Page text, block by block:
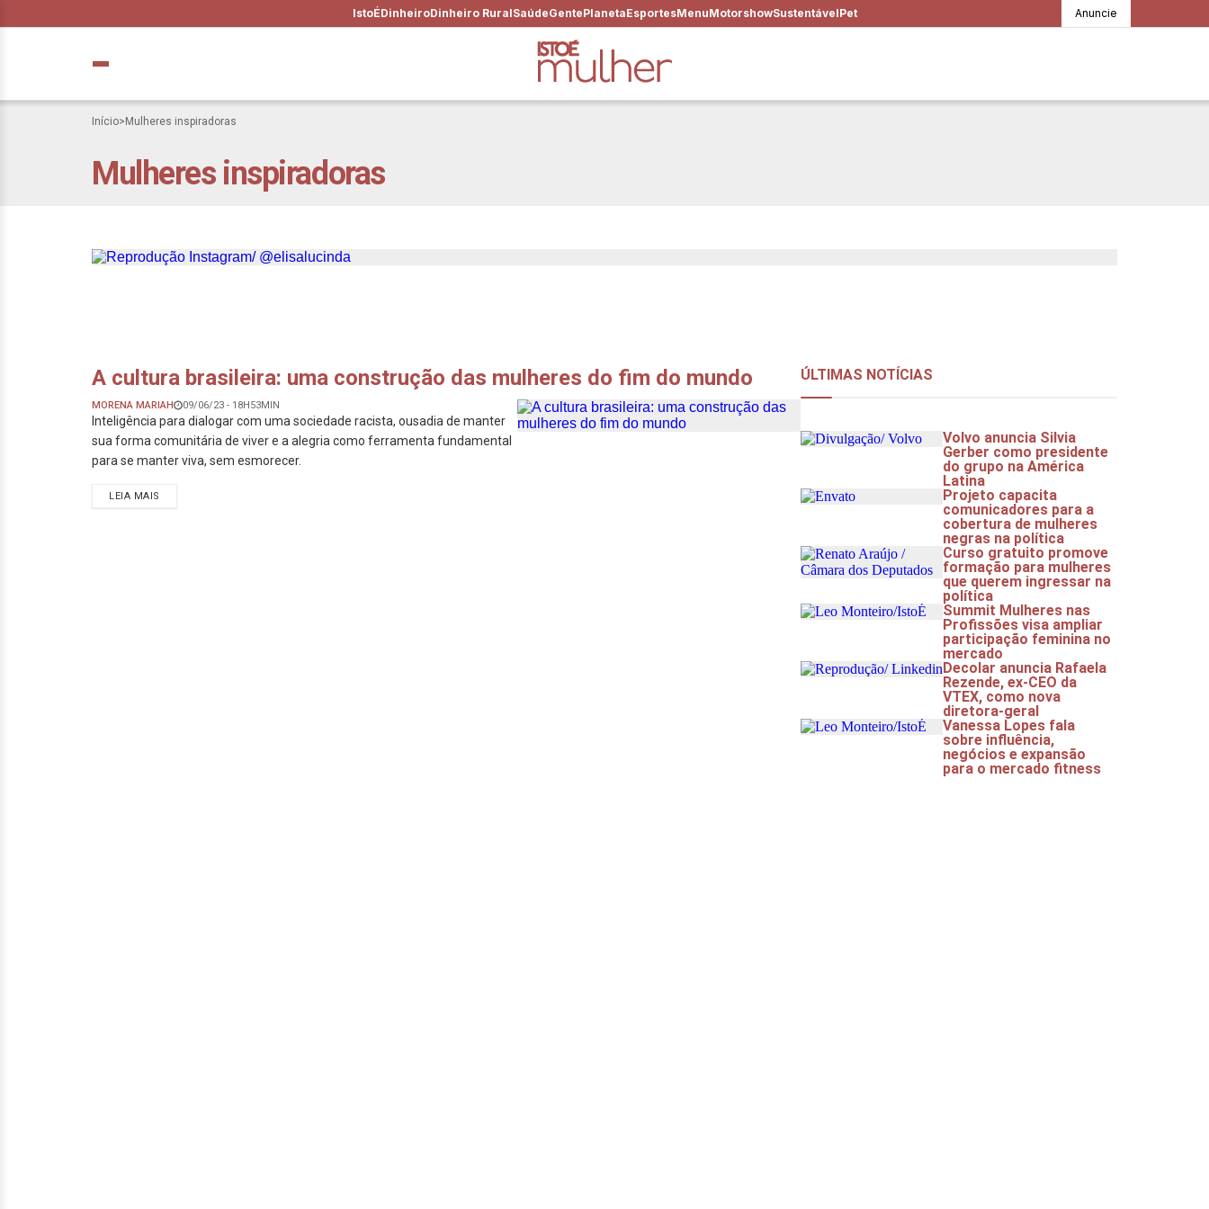
IstoÉDinheiroDinheiro RuralSaúdeGentePlanetaEsportesMenuMotorshowSustentávelPet Anuncie
Início> Mulheres inspiradoras
Mulheres inspiradoras
Minha mestra preta velha: Elisa Lucinda e uma herança de
A cultura brasileira: uma construção das mulheres do fim do mundo
MORENA MARIAH 09/06/23 - 18H53MIN
Inteligência para dialogar com uma sociedade racista, ousadia de manter
sua forma comunitária de viver e a alegria como ferramenta fundamental
para se manter viva, sem esmorecer.
LEIA MAIS